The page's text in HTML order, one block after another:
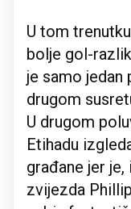
U tom
bolje gol-
je samo jedan
drugom
U drugom
Etihadu
građane jer
zvijezda